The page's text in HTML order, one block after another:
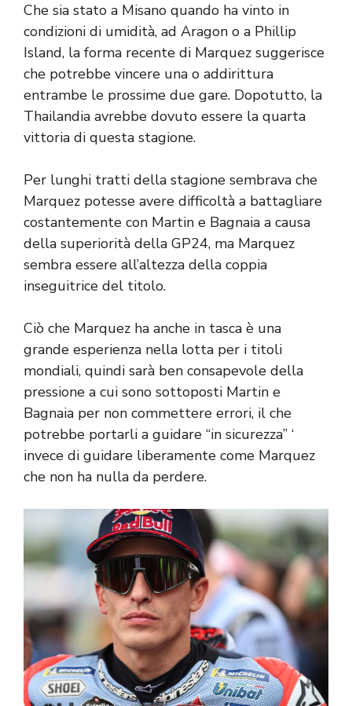
Che sia stato a Misano quando ha vinto in
condizioni di umidità, ad Aragon o a Phillip
Island, la forma recente di Marquez suggerisce
che potrebbe vincere una o addirittura
entrambe le prossime due gare. Dopotutto, la
Thailandia avrebbe dovuto essere la quarta
vittoria di questa stagione.
Per lunghi tratti della stagione sembrava che
Marquez potesse avere difficoltà a battagliare
costantemente con Martin e Bagnaia a causa
della superiorità della GP24, ma Marquez
sembra essere all’altezza della coppia
inseguitrice del titolo.
Ciò che Marquez ha anche in tasca è una
grande esperienza nella lotta per i titoli
mondiali, quindi sarà ben consapevole della
pressione a cui sono sottoposti Martin e
Bagnaia per non commettere errori, il che
potrebbe portarli a guidare “in sicurezza” ‘
invece di guidare liberamente come Marquez
che non ha nulla da perdere.